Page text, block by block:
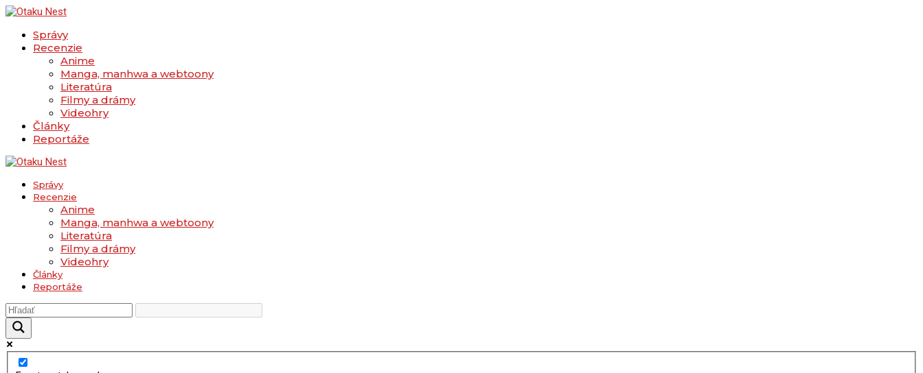
Správy
Recenzie
Anime
Manga, manhwa a webtoony
Literatúra
Filmy a drámy
Videohry
Články
Reportáže
Správy
Recenzie
Anime
Manga, manhwa a webtoony
Literatúra
Filmy a drámy
Videohry
Články
Reportáže